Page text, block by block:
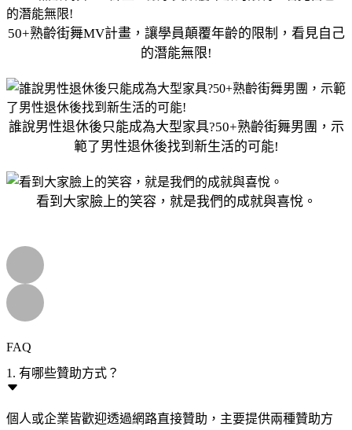
50+熟齡街舞MV計畫，讓學員顛覆年齡的限制，看見自己
的潛能無限!
誰說男性退休後只能成為大型家具?50+熟齡街舞男團，示
範了男性退休後找到新生活的可能!
看到大家臉上的笑容，就是我們的成就與喜悅。
FAQ
1. 有哪些贊助方式？
個人或企業皆歡迎透過網路直接贊助，主要提供兩種贊助方